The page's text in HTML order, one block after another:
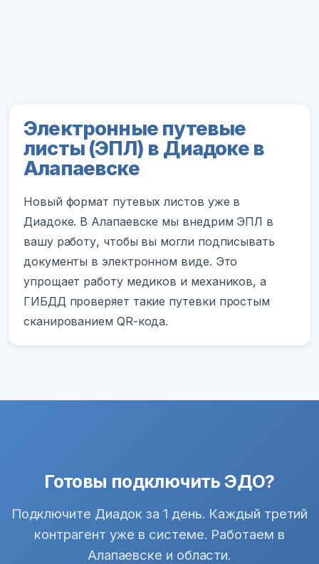
Электронные путевые
листы (ЭПЛ) в Диадоке в
Алапаевске
Новый формат путевых листов уже в
Диадоке. В Алапаевске мы внедрим ЭПЛ в
вашу работу, чтобы вы могли подписывать
документы в электронном виде. Это
упрощает работу медиков и механиков, а
ГИБДД проверяет такие путевки простым
сканированием QR-кода.
Готовы подключить ЭДО?
Подключите Диадок за 1 день. Каждый третий
контрагент уже в системе. Работаем в
Алапаевске и области.